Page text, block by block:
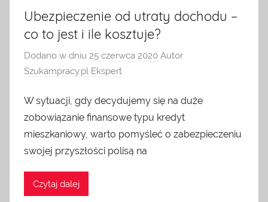
Ubezpieczenie od utraty dochodu –
co to jest i ile kosztuje?
Dodano w dniu 25 czerwca 2020 Autor
Szukampracy.pl Ekspert
W sytuacji, gdy decydujemy się na duże
zobowiązanie finansowe typu kredyt
mieszkaniowy, warto pomyśleć o zabezpieczeniu
swojej przyszłości polisą na
Czytaj dalej